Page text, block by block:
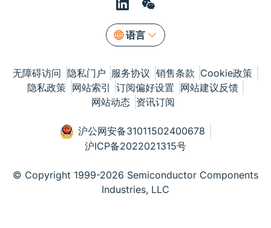
语言
无障碍访问 隐私门户 服务协议 销售条款 Cookie政策
隐私政策 网站索引 订阅偏好设置 网站建议反馈
网站动态 资讯订阅
沪公网安备31011502400678
沪ICP备2022021315号
© Copyright 1999-2026 Semiconductor Components
Industries, LLC